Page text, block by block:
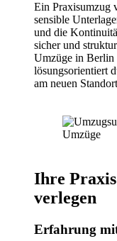
Ein Praxisumzug
sensible
und die
sicher und
Umzüge in Berlin
lösungsorientiert
am neuen
Ihre
verlegen
Erfahrung